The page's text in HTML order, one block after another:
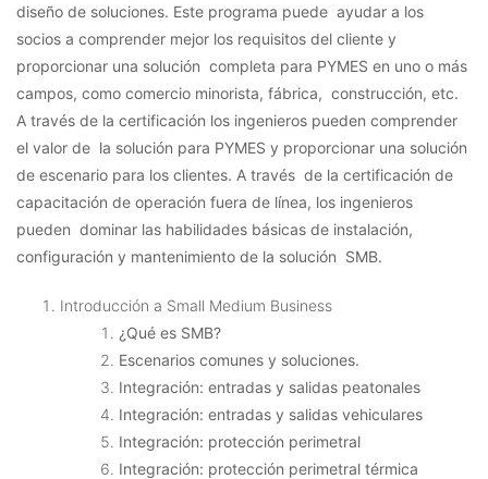
diseño de soluciones. Este programa puede ayudar a los
socios a comprender mejor los requisitos del cliente y
proporcionar una solución completa para PYMES en uno o más
campos, como comercio minorista, fábrica, construcción, etc.
A través de la certificación los ingenieros pueden comprender
el valor de la solución para PYMES y proporcionar una solución
de escenario para los clientes. A través de la certificación de
capacitación de operación fuera de línea, los ingenieros
pueden dominar las habilidades básicas de instalación,
configuración y mantenimiento de la solución SMB.
Introducción a Small Medium Business
¿Qué es SMB?
Escenarios comunes y soluciones.
Integración: entradas y salidas peatonales
Integración: entradas y salidas vehiculares
Integración: protección perimetral
Integración: protección perimetral térmica